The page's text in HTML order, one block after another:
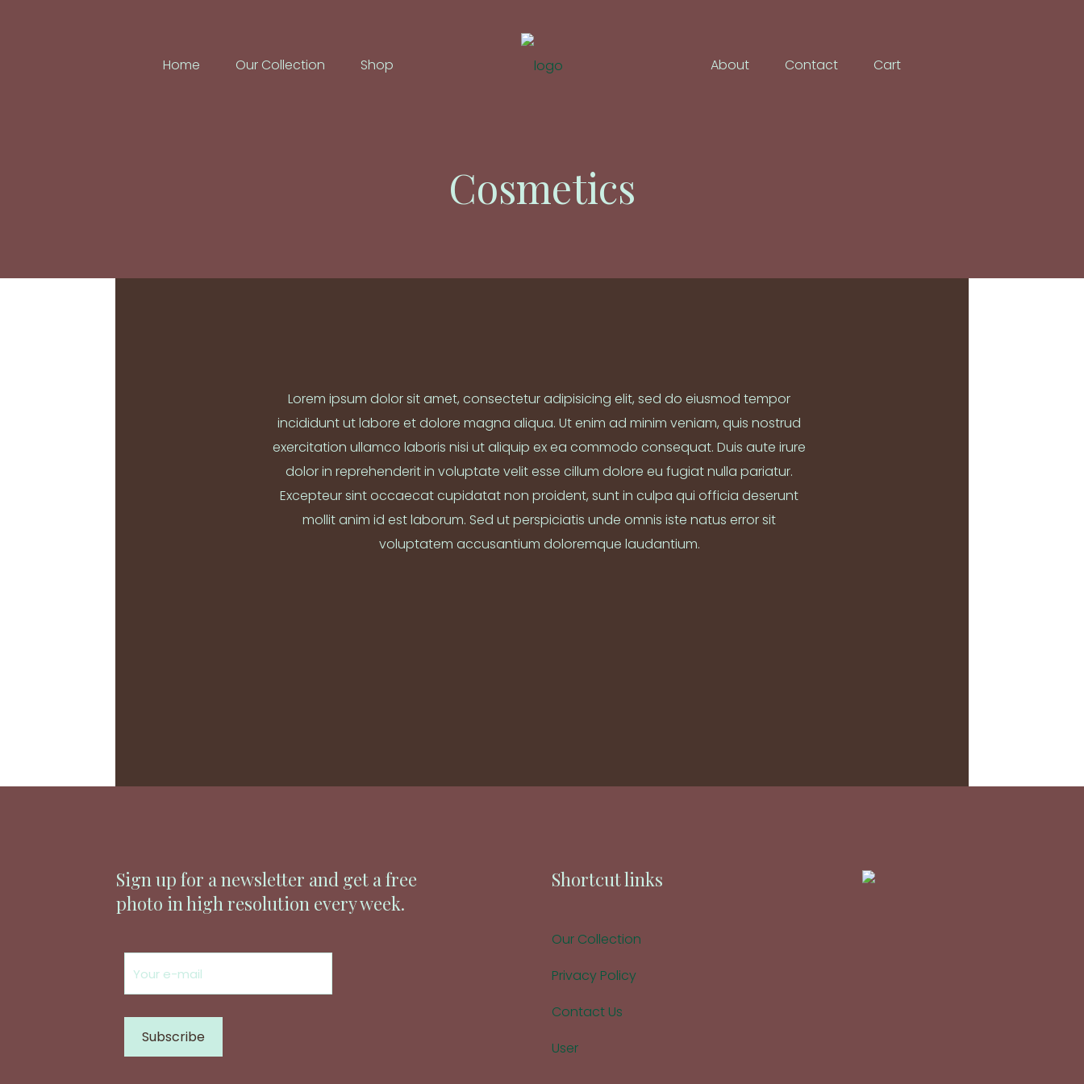
Home Our Collection Shop About Contact Cart
Cosmetics
Lorem ipsum dolor sit amet, consectetur adipisicing elit, sed do eiusmod tempor
incididunt ut labore et dolore magna aliqua. Ut enim ad minim veniam, quis nostrud
exercitation ullamco laboris nisi ut aliquip ex ea commodo consequat. Duis aute irure
dolor in reprehenderit in voluptate velit esse cillum dolore eu fugiat nulla pariatur.
Excepteur sint occaecat cupidatat non proident, sunt in culpa qui officia deserunt
mollit anim id est laborum. Sed ut perspiciatis unde omnis iste natus error sit
voluptatem accusantium doloremque laudantium.
Sign up for a newsletter and get a free
photo in high resolution every week.
Shortcut links
Our Collection
Privacy Policy
Contact Us
User